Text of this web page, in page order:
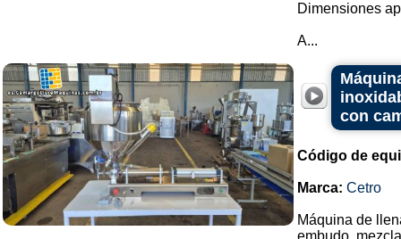
Dimensiones
A...
con
Código de
Marca: Cetro
Máquina de
embudo,